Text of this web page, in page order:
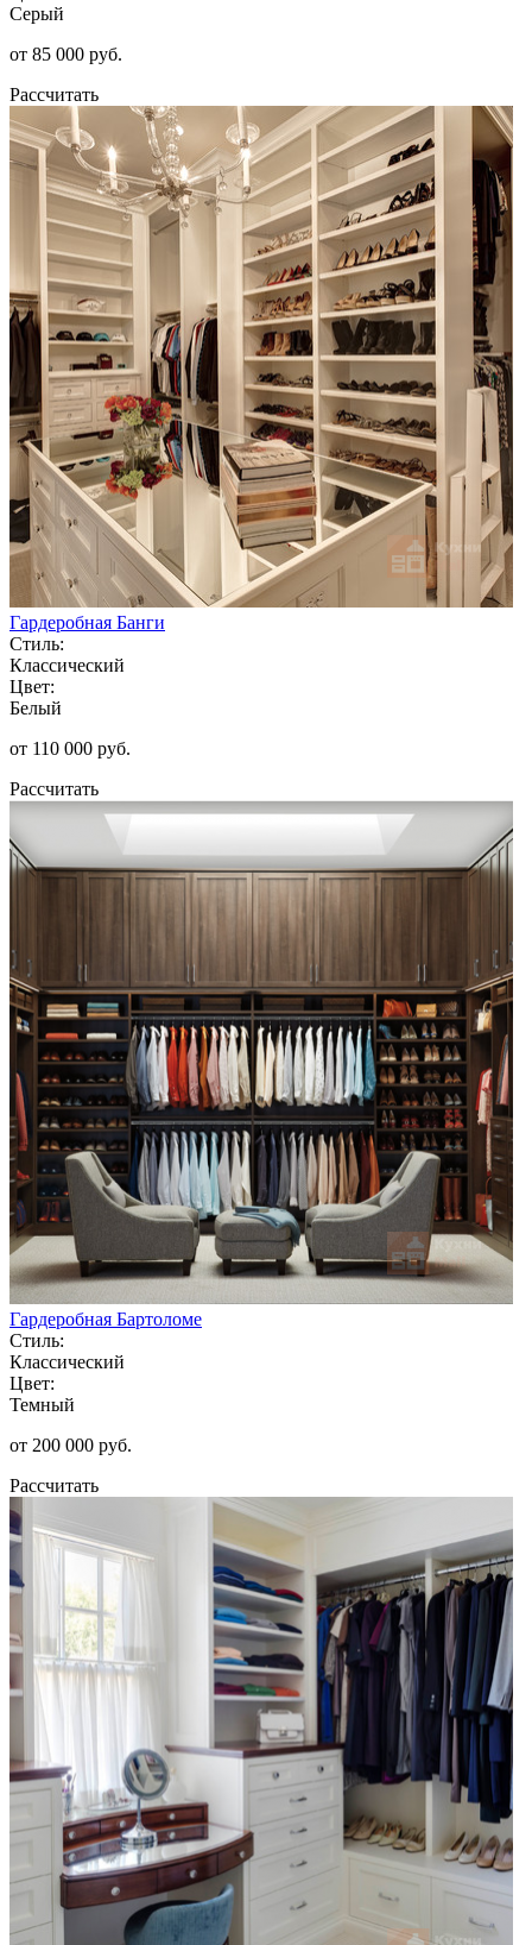
Серый
от 85 000 руб.
Рассчитать
Гардеробная Банги
Стиль:
Классический
Цвет:
Белый
от 110 000 руб.
Рассчитать
Гардеробная Бартоломе
Стиль:
Классический
Цвет:
Темный
от 200 000 руб.
Рассчитать